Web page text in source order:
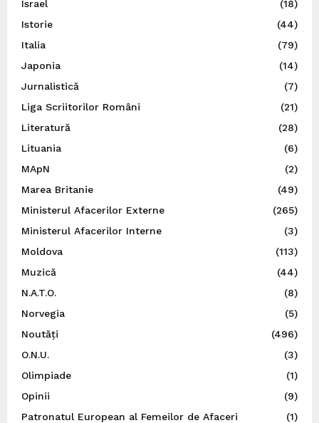
Israel
(18)
Istorie
(44)
Italia
(79)
Japonia
(14)
Jurnalistică
(7)
Liga Scriitorilor Români
(21)
Literatură
(28)
Lituania
(6)
MApN
(2)
Marea Britanie
(49)
Ministerul Afacerilor Externe
(265)
Ministerul Afacerilor Interne
(3)
Moldova
(113)
Muzică
(44)
N.A.T.O.
(8)
Norvegia
(5)
Noutăți
(496)
O.N.U.
(3)
Olimpiade
(1)
Opinii
(9)
Patronatul European al Femeilor de Afaceri
(1)